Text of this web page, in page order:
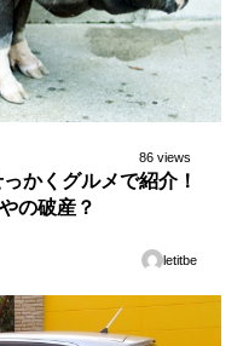
86 views
かくグルメで紹介！
の破産？
letitbe